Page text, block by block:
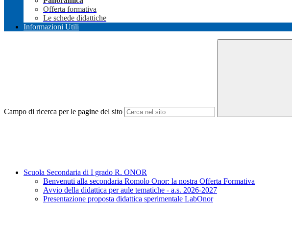
Offerta formativa
Le schede didattiche
Informazioni Utili
Campo di ricerca per le pagine del sito
Scuola Secondaria di I grado R. ONOR
Benvenuti alla secondaria Romolo Onor: la nostra Offerta Formativa
Avvio della didattica per aule tematiche - a.s. 2026-2027
Presentazione proposta didattica sperimentale LabOnor